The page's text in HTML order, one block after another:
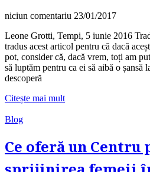
niciun comentariu 23/01/2017
Leone Grotti, Tempi, 5 iunie 2016
tradus acest articol pentru că dacă
pot, consider că, dacă vrem, toți am
să luptăm pentru ca ei să aibă o șansă
descoperă
Citește mai mult
Blog
Ce oferă un Centru